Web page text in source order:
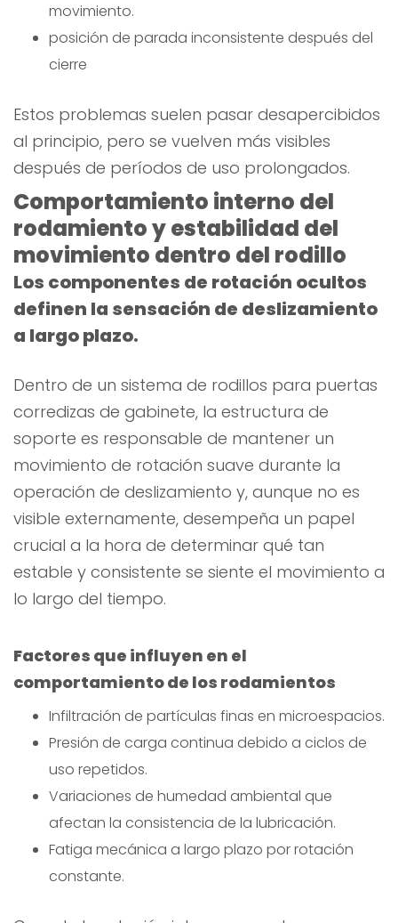
movimiento.
posición de parada inconsistente después del
cierre
Estos problemas suelen pasar desapercibidos
al principio, pero se vuelven más visibles
después de períodos de uso prolongados.
Comportamiento interno del
rodamiento y estabilidad del
movimiento dentro del rodillo
Los componentes de rotación ocultos
definen la sensación de deslizamiento
a largo plazo.
Dentro de un sistema de rodillos para puertas
corredizas de gabinete, la estructura de
soporte es responsable de mantener un
movimiento de rotación suave durante la
operación de deslizamiento y, aunque no es
visible externamente, desempeña un papel
crucial a la hora de determinar qué tan
estable y consistente se siente el movimiento a
lo largo del tiempo.
Factores que influyen en el
comportamiento de los rodamientos
Infiltración de partículas finas en microespacios.
Presión de carga continua debido a ciclos de
uso repetidos.
Variaciones de humedad ambiental que
afectan la consistencia de la lubricación.
Fatiga mecánica a largo plazo por rotación
constante.